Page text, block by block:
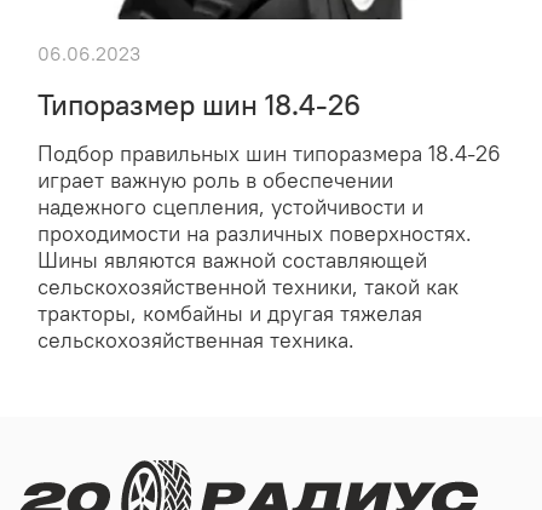
Типоразмер шин 18.4-26
Подбор правильных шин типоразмера 18.4-26
играет важную роль в обеспечении
надежного сцепления, устойчивости и
проходимости на различных поверхностях.
Шины являются важной составляющей
сельскохозяйственной техники, такой как
тракторы, комбайны и другая тяжелая
сельскохозяйственная техника.
06.06.2023